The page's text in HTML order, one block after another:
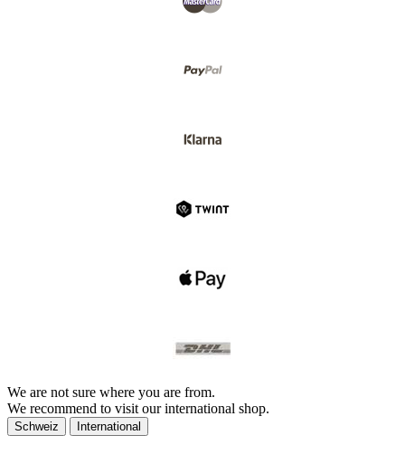
We are not sure where you are from.
We recommend to visit our international shop.
Schweiz International